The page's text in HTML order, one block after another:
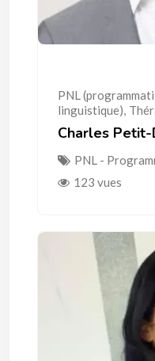
PNL
linguistique),
Charles
PNL -
123 vues